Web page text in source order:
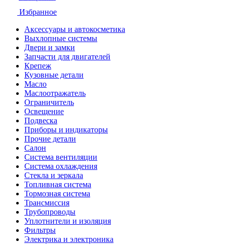
Избранное
Аксессуары и автокосметика
Выхлопные системы
Двери и замки
Запчасти для двигателей
Крепеж
Кузовные детали
Масло
Маслоотражатель
Ограничитель
Освещение
Подвеска
Приборы и индикаторы
Прочие детали
Салон
Система вентиляции
Система охлаждения
Стекла и зеркала
Топливная система
Тормозная система
Трансмиссия
Трубопроводы
Уплотнители и изоляция
Фильтры
Электрика и электроника